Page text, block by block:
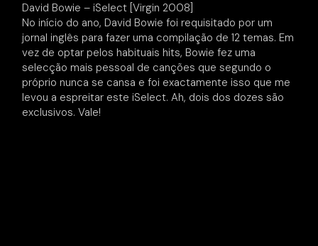
David Bowie – iSelect [Virgin 2008]
No início do ano, David Bowie foi requisitado por um
jornal inglês para fazer uma compilação de 12 temas. Em
vez de optar pelos habituais hits, Bowie fez uma
selecção mais pessoal de canções que segundo o
próprio nunca se cansa e foi exactamente isso que me
levou a espreitar este iSelect. Ah, dois dos dozes são
exclusivos. Vale!